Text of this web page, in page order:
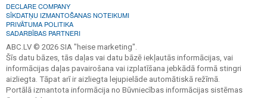
DECLARE COMPANY
SĪKDATŅU IZMANTOŠANAS NOTEIKUMI
PRIVĀTUMA POLITIKA
SADARBĪBAS PARTNERI
ABC.LV © 2026 SIA "heise marketing".
Šīs datu bāzes, tās daļas vai datu bāzē iekļautās informācijas, vai
informācijas daļas pavairošana vai izplatīšana jebkādā formā stingri
aizliegta. Tāpat arī ir aizliegta lejupielāde automātiskā režīmā.
Portālā izmantota informācija no Būvniecības informācijas sistēmas